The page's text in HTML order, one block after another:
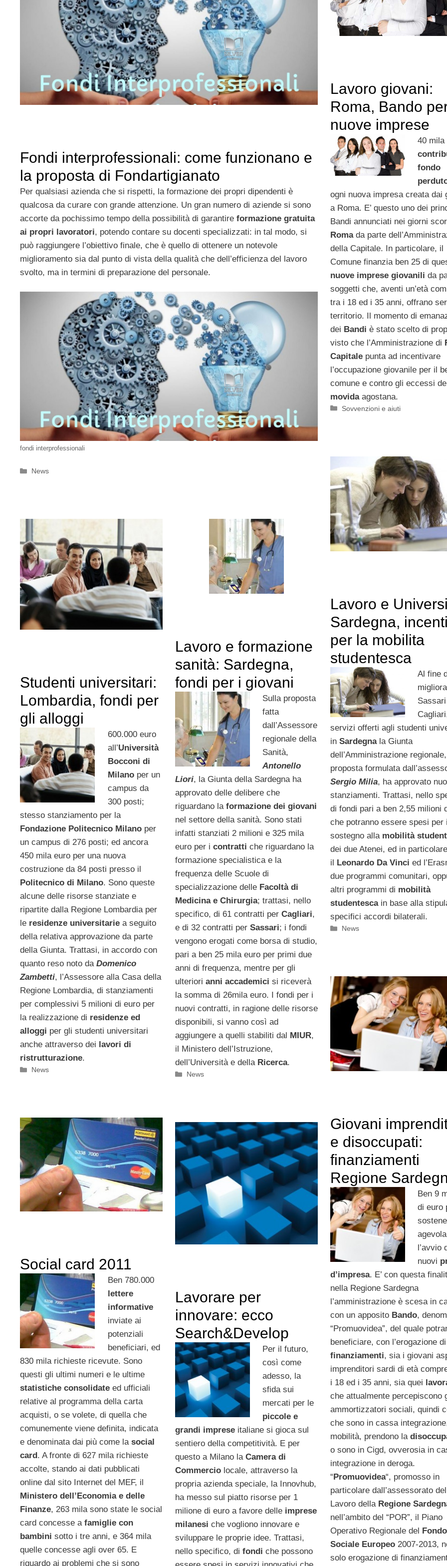
Fondi interprofessionali: come funzionano e
la proposta di Fondartigianato
Per qualsiasi azienda che si rispetti, la formazione dei propri dipendenti è
qualcosa da curare con grande attenzione. Un gran numero di aziende si sono
accorte da pochissimo tempo della possibilità di garantire formazione gratuita
ai propri lavoratori, potendo contare su docenti specializzati: in tal modo, si
può raggiungere l’obiettivo finale, che è quello di ottenere un notevole
miglioramento sia dal punto di vista della qualità che dell’efficienza del lavoro
svolto, ma in termini di preparazione del personale.
fondi interprofessionali
Categorie
News
Lavoro giovani:
Roma, Bando
nuove imprese
40 mila
fondo
ogni nuova impresa creata dai
a Roma. E’ questo uno dei
Bandi annunciati nei giorni
Romada parte
della Capitale. In particolare, il
Comune finanzia ben 25 di
nuove imprese giovanili da
soggetti che, aventi un’età
tra i 18 ed i 35 anni, offrano
territorio. Il momento di
dei Bandi è stato scelto di
visto che l’Amministrazione di
Capitalepunta ad incentivare
l’occupazione giovanile per il
comune e contro gli eccessi
movidaagostana.
Categorie
Sovvenzioni e aiuti
Lavoro e
Sardegna,
per la mobilita
studentesca
Al fine
servizi offerti agli studenti
inSardegnala Giunta
dell’Amministrazione
proposta formulata
Sergio Milia, ha approvato
stanziamenti. Trattasi, nello
di fondi pari a ben 2,55 milioni
che potranno essere spesi per
sostegno alla mobilità
dei due Atenei, ed in
il
Leonardo Da Vinci ed
due programmi comunitari,
altri programmi di mobilità
studentescain base alla
specifici accordi bilaterali.
Categorie
News
Studenti universitari:
Lombardia, fondi per
gli alloggi
600.000 euro
all’Università
Bocconi di
Milano per un
campus da
300 posti;
stesso stanziamento per la
Fondazione Politecnico Milano per
un campus di 276 posti; ed ancora
450 mila euro per una nuova
costruzione da 84 posti presso il
Politecnico di Milano. Sono queste
alcune delle risorse stanziate e
ripartite dalla Regione Lombardia per
le residenze universitarie a seguito
della relativa approvazione da parte
della Giunta. Trattasi, in accordo con
quanto reso noto da Domenico
Zambetti, l’Assessore alla Casa della
Regione Lombardia, di stanziamenti
per complessivi 5 milioni di euro per
la realizzazione di residenze ed
alloggi per gli studenti universitari
anche attraverso dei lavori di
ristrutturazione.
Categorie
News
Lavoro e formazione
sanità: Sardegna,
fondi per i giovani
Sulla proposta
fatta
dall’Assessore
regionale della
Sanità,
Antonello
Liori, la Giunta della Sardegna ha
approvato delle delibere che
riguardano la formazione dei giovani
nel settore della sanità. Sono stati
infatti stanziati 2 milioni e 325 mila
euro per i contratti che riguardano la
formazione specialistica e la
frequenza delle Scuole di
specializzazione delle Facoltà di
Medicina e Chirurgia; trattasi, nello
specifico, di 61 contratti per Cagliari,
e di 32 contratti perSassari; i fondi
vengono erogati come borsa di studio,
pari a ben 25 mila euro per primi due
anni di frequenza, mentre per gli
ulteriori anni accademici si riceverà
la somma di 26mila euro. I fondi per i
nuovi contratti, in ragione delle risorse
disponibili, si vanno così ad
aggiungere a quelli stabiliti dal MIUR,
il Ministero dell’Istruzione,
dell’Università e della Ricerca.
Categorie
News
Giovani
e disoccupati:
finanziamenti
Regione
Ben 9
di euro
l’avvio
nuovi
d’impresa. E’ con questa
nella Regione Sardegna
l’amministrazione è scesa in
con un apposito Bando,
“Promuovidea”, del quale
beneficiare, con l’erogazione di
finanziamenti, sia i giovani
imprenditori sardi di età
i 18 ed i 35 anni, sia quei
che attualmente percepiscono
ammortizzatori sociali, quindi
che sono in cassa
mobilità, prendono la
o sono in Cigd, ovverosia in
integrazione in deroga.
“Promuovidea“, promosso in
particolare dall’assessorato del
Lavoro della Regione
nell’ambito del “POR”, il Piano
Operativo Regionale del Fondo
Sociale Europeo 2007-2013,
solo erogazione di
Social card 2011
Ben 780.000
lettere
informative
inviate ai
potenziali
beneficiari, ed
830 mila richieste ricevute. Sono
questi gli ultimi numeri e le ultime
statistiche consolidate ed ufficiali
relative al programma della carta
acquisti, o se volete, di quella che
comunemente viene definita, indicata
e denominata dai più come la social
card. A fronte di 627 mila richieste
accolte, stando ai dati pubblicati
online dal sito Internet del MEF, il
Ministero dell’Economia e delle
Finanze, 263 mila sono state le social
card concesse a famiglie con
bambini sotto i tre anni, e 364 mila
quelle concesse agli over 65. E
riguardo ai problemi che si sono
Lavorare per
innovare: ecco
Search&Develop
Per il futuro,
così come
adesso, la
sfida sui
mercati per le
piccole e
grandi imprese italiane si gioca sul
sentiero della competitività. E per
questo a Milano la Camera di
Commercio locale, attraverso la
propria azienda speciale, la Innovhub,
ha messo sul piatto risorse per 1
milione di euro a favore delle imprese
milanesi che vogliono innovare e
sviluppare le proprie idee. Trattasi,
nello specifico, di fondi che possono